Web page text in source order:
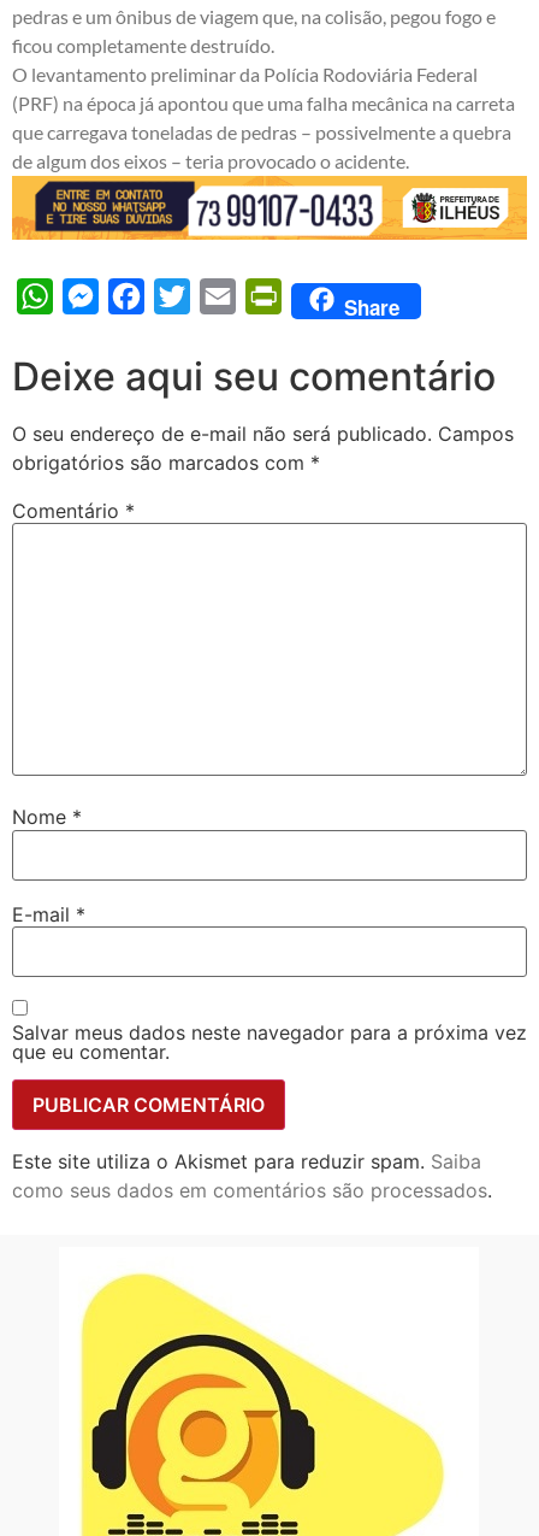
pedras e um ônibus de viagem que, na colisão, pegou fogo e
ficou completamente destruído.
O levantamento preliminar da Polícia Rodoviária Federal
(PRF) na época já apontou que uma falha mecânica na carreta
que carregava toneladas de pedras – possivelmente a quebra
de algum dos eixos – teria provocado o acidente.
WhatsAppMessengerFacebook
Twitter Email PrintFriendly
Share
Deixe aqui seu comentário
O seu endereço de e-mail não será publicado. Campos
obrigatórios são marcados com *
Comentário *
Nome *
E-mail *
Salvar meus dados neste navegador para a próxima vez
que eu comentar.
Este site utiliza o Akismet para reduzir spam. Saiba
como seus dados em comentários são processados.